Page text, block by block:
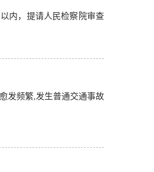
内，提请人民检察院审查
发频繁,发生普通交通事故